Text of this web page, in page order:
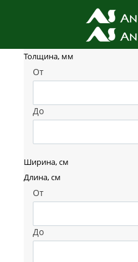
Фильтр товаров
Толщина, мм
От
До
Ширина, см
Длина, см
От
До